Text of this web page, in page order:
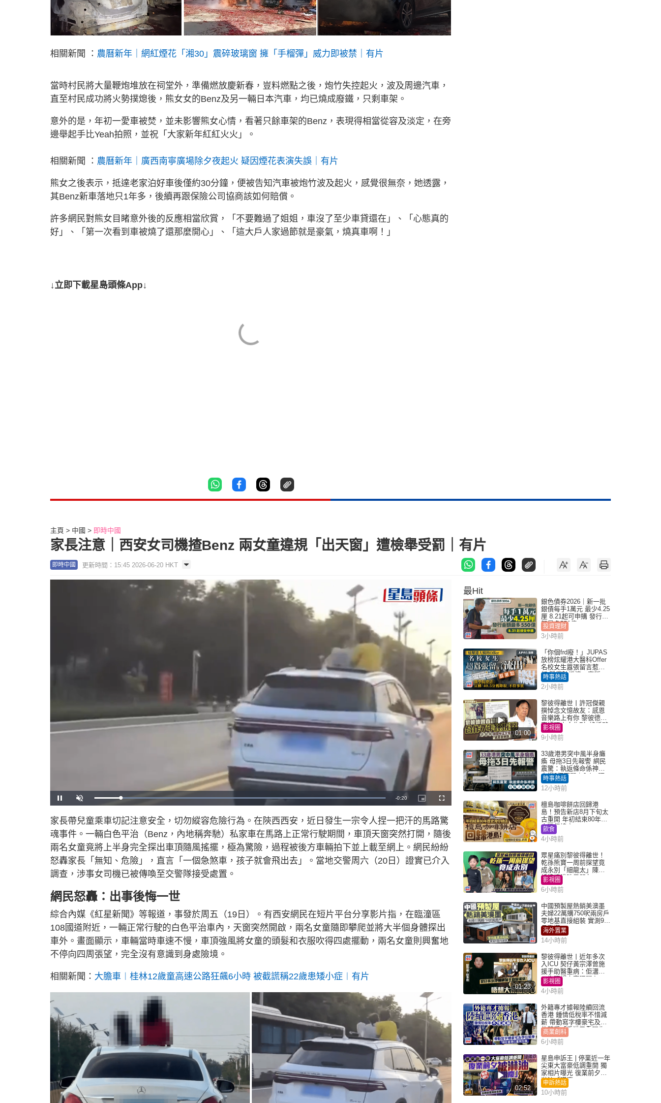
相關新聞 ： 農曆新年｜網紅煙花「湘30」震碎玻璃窗 擁「手榴彈」威力即被禁｜有片
當時村民將大量鞭炮堆放在祠堂外，準備燃放慶新春，豈料燃點之後，炮竹失控起火，波及周邊汽車，
直至村民成功將火勢撲熄後，熊女女的Benz及另一輛日本汽車，均已燒成廢鐵，只剩車架。
意外的是，年初一愛車被焚，並未影響熊女心情，看著只餘車架的Benz，表現得相當從容及淡定，在旁
邊舉起手比Yeah拍照，並祝「大家新年紅紅火火」。
相關新聞 ： 農曆新年｜廣西南寧廣場除夕夜起火 疑因煙花表演失誤｜有片
熊女之後表示，抵達老家泊好車後僅約30分鐘，便被告知汽車被炮竹波及起火，感覺很無奈，她透露，
其Benz新車落地只1年多，後續再跟保險公司協商該如何賠償。
許多網民對熊女目睹意外後的反應相當欣賞，「不要難過了姐姐，車沒了至少車貸還在」、「心態真的
好」、「第一次看到車被燒了還那麼開心」、「這大戶人家過節就是豪氣，燒真車啊！」
↓立即下載星島頭條App↓
主頁 中國 即時中國
家長注意｜西安女司機揸Benz 兩女童違規「出天窗」遭檢舉受罰｜有片
即時中國 更新時間：15:45 2026-06-20 HKT
U
n
u
t
e
L
o
e
d
:
1
0
0
.
0
%
家長帶兒童乘車切記注意安全，切勿縱容危險行為。在陝西西安，近日發生一宗令人捏一把汗的馬路驚
魂事件。一輛白色平治（Benz，內地稱奔馳）私家車在馬路上正常行駛期間，車頂天窗突然打開，隨後
兩名女童竟將上半身完全探出車頂隨風搖擺，極為驚險，過程被後方車輛拍下並上載至網上。網民紛紛
怒轟家長「無知、危險」，直言「一個急煞車，孩子就會飛出去」。當地交警周六（20日）證實已介入
調查，涉事女司機已被傳喚至交警隊接受處置。
網民怒轟：出事後悔一世
綜合內媒《紅星新聞》等報道，事發於周五（19日）。有西安網民在短片平台分享影片指，在臨潼區
108國道附近，一輛正常行駛的白色平治車內，天窗突然開啟，兩名女童隨即攀爬並將大半個身體探出
車外。畫面顯示，車輛當時車速不慢，車頂強風將女童的頭髮和衣服吹得四處擺動，兩名女童則興奮地
不停向四周張望，完全沒有意識到身處險境。
相關新聞： 大膽車︱桂林12歲童高速公路狂飆6小時 被截謊稱22歲患矮小症︱有片
最Hit
銀色債券2026｜新一批
銀債每手1萬元 最少4.25
厘 8.21起可申購 發行金
額最多550億
投資理財
3小時前
「你個frd廢！」JUPAS
放榜炫耀港大醫科Offer
名校女生囂張留言惹眾
怒 醫學院澄清：宣稱
「40.5分獲錄取」不符事
實｜Juicy叮
時事熱話
2小時前
01:00
黎彼得離世丨許冠傑親
撰悼念文憶故友：感恩
音樂路上有你 黎彼德曾
直認唔夾合作7年終拆夥
影視圈
9小時前
33歲港男突中風半身癱
瘓 母拖3日先報警 網民
震驚：執返條命係神蹟
自爆2個惡習｜Juicy叮
時事熱話
12小時前
檀島咖啡餅店回歸港
島！預告新店8月下旬太
古重開 年初結束80年歷
史灣仔總店
飲食
4小時前
眾星痛別黎彼得離世！
乾孫熊寶一周前探望竟
成永別「細龍太」陳思
圻淚憶唉吔男朋友
影視圈
6小時前
中國預製屋熱銷美澳墨
夫婦22萬購750呎兩房戶
零地基直接組裝 實測9個
月激讚
海外置業
14小時前
01:23
黎彼得離世丨近年多次
入ICU 契仔黃宗澤曾施
援手助醫重病：佢瀟灑
一生唔想大家唔開心
影視圈
4小時前
外籍專才據報陸續回流
香港 鍾情低稅率不惜減
薪 帶動寫字樓豪宅及學
位競爭「香港已重現生
機」
商業創科
6小時前
02:52
星島申訴王 | 停業近一年
尖東大富豪低調重開 獨
家相片曝光 復業前夕被
淋油「贈慶」
申訴熱話
10小時前